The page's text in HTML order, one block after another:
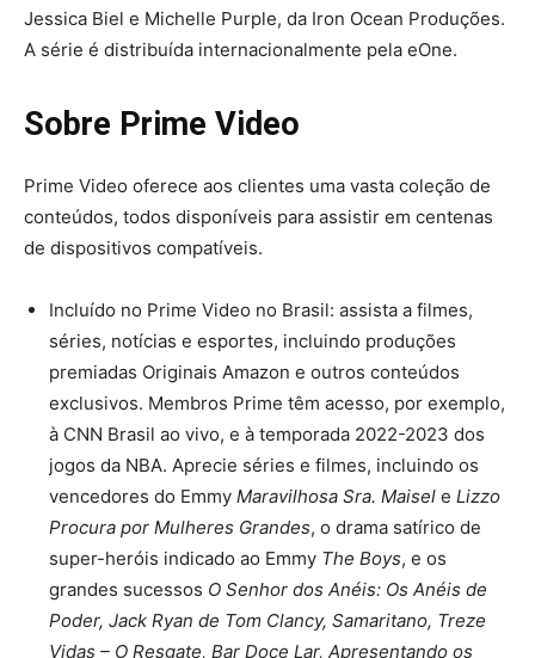
Jessica Biel e Michelle Purple, da Iron Ocean Produções.
A série é distribuída internacionalmente pela eOne.
Sobre Prime Video
Prime Video oferece aos clientes uma vasta coleção de
conteúdos, todos disponíveis para assistir em centenas
de dispositivos compatíveis.
Incluído no Prime Video no Brasil: assista a filmes,
séries, notícias e esportes, incluindo produções
premiadas Originais Amazon e outros conteúdos
exclusivos. Membros Prime têm acesso, por exemplo,
à CNN Brasil ao vivo, e à temporada 2022-2023 dos
jogos da NBA. Aprecie séries e filmes, incluindo os
vencedores do Emmy Maravilhosa Sra. Maisel e Lizzo
Procura por Mulheres Grandes, o drama satírico de
super-heróis indicado ao Emmy The Boys, e os
grandes sucessos O Senhor dos Anéis: Os Anéis de
Poder, Jack Ryan de Tom Clancy, Samaritano, Treze
Vidas – O Resgate, Bar Doce Lar, Apresentando os